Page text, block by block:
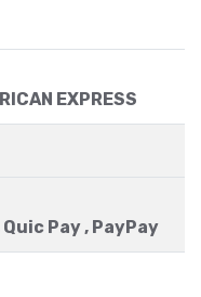
EXPRESS
Quic Pay , PayPay